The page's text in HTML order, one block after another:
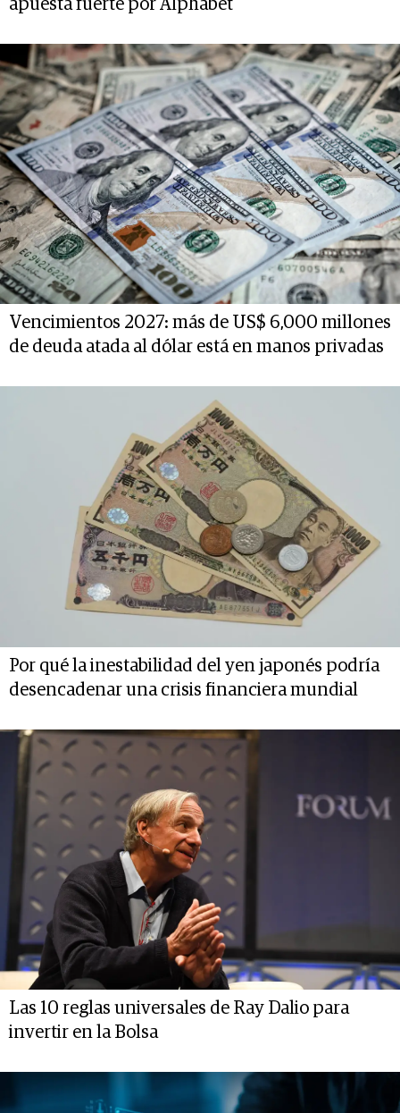
apuesta fuerte por Alphabet
Vencimientos 2027: más de US$ 6,000 millones
de deuda atada al dólar está en manos privadas
Por qué la inestabilidad del yen japonés podría
desencadenar una crisis financiera mundial
Las 10 reglas universales de Ray Dalio para
invertir en la Bolsa